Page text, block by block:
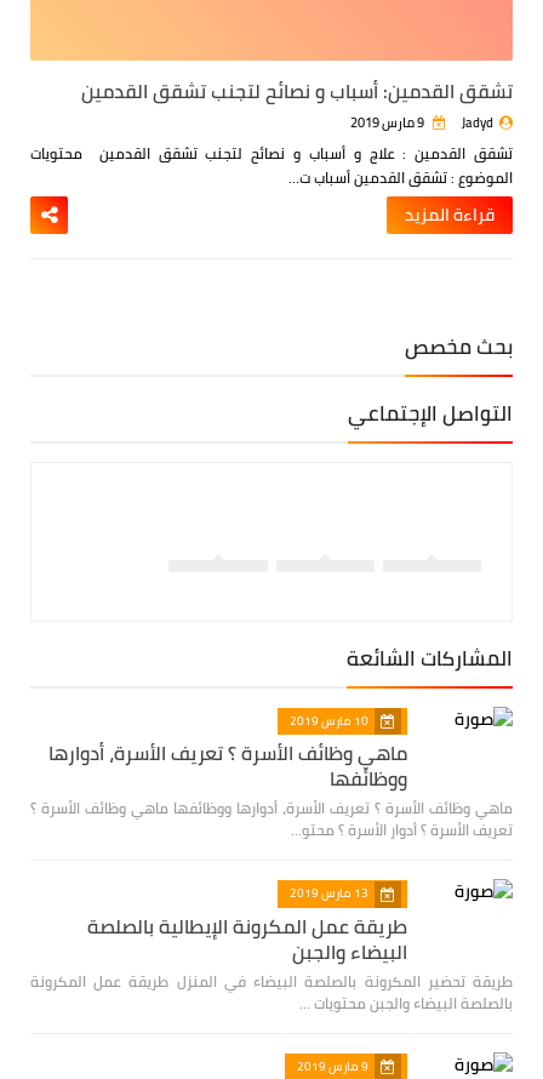
تشقق القدمين: أسباب و نصائح لتجنب تشقق القدمين
Jadyd
تشقق القدمين : علاج و أسباب و نصائح لتجنب تشقق القدمين
محتويات
الموضوع :تشقق القدمينأسباب ت…
قراءة المزيد
بحث مخصص
التواصل الإجتماعي
المشاركات الشائعة
10 مارس 2019
ماهي وظائف الأسرة ؟ تعريف الأسرة، أدوارها
ووظائفها
ماهي وظائف الأسرة ؟ تعريف الأسرة، أدوارها ووظائفها ماهي وظائف الأسرة ؟
تعريف الأسرة ؟ أدوار الأسرة ؟ محتو…
13 مارس 2019
طريقة عمل المكرونة الإيطالية بالصلصة
البيضاء والجبن
طريقة تحضير المكرونة بالصلصة البيضاء في المنزل طريقة عمل المكرونة
بالصلصة البيضاء والجبن محتويات …
9 مارس 2019